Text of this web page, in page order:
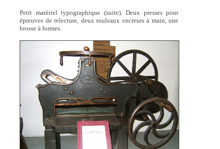
Petit matériel typographique (suite). Deux presses pour
épreuves de relecture, deux rouleaux encreurs à main, une
brosse à formes.